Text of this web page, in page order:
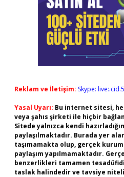
Reklam ve İletişim: Skype:
Yasal Uyarı: Bu internet sitesi,
veya şahıs şirketi ile hiçbir
Sitede yalnızca kendi
paylaşılmaktadır. Burada yer
taşımamakta olup, gerçek
paylaşım yapılmamaktadır.
benzerlikleri tamamen
taslak halindedir ve tavsiye